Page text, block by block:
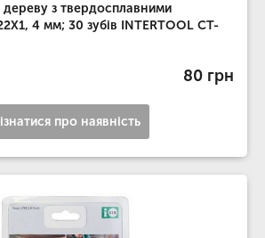
з твердосплавними
4 мм; 30 зубів INTERTOOL CT-
80 грн
про наявність